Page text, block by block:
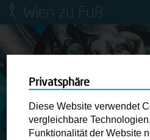
Wien zu Fuß
Mobilitätsbildung für
Jugendliche
Ringstraße-
Wiener Fußwegekarte
Privatsphäre
Diese Website verwendet
vergleichbare
Funktionalität der Website